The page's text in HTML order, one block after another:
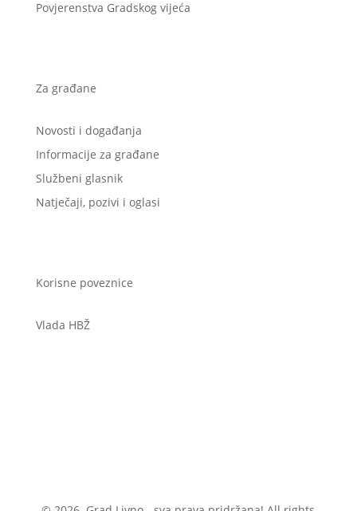
Povjerenstva Gradskog vijeća
Za građane
Novosti i događanja
Informacije za građane
Službeni glasnik
Natječaji, pozivi i oglasi
Korisne poveznice
Vlada HBŽ